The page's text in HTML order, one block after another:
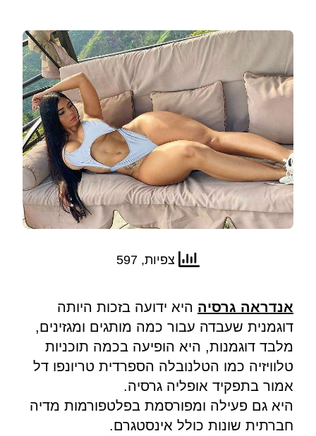
צפיות, 597
אנדראה גרסיה היא ידועה בזכות היותה
דוגמנית שעבדה עבור כמה מותגים ומגזינים,
מלבד דוגמנות, היא הופיעה בכמה תוכניות
טלוויזיה כמו הטלנובלה הספרדית טריונפו דל
אמור בתפקיד אופליה גרסיה.
היא גם פעילה ומפורסמת בפלטפורמות מדיה
חברתית שונות כולל אינסטגרם.